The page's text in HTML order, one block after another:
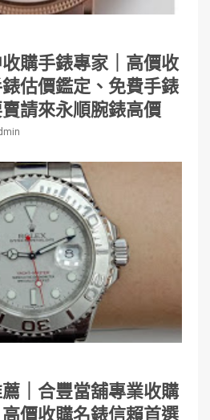
購手錶專家｜高價收
估價鑑定、免費手錶
請來永順腕錶高價
｜合豐當舖專業收購
價收購名錶信賴首選